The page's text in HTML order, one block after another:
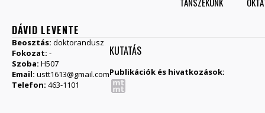
DÁVID LEVENTE
Beosztás: doktorandusz
Fokozat: -
Szoba: H507
Email: ustt1613@gmail.com
Telefon: 463-1101
KUTATÁS
Publikációk és hivatkozások: